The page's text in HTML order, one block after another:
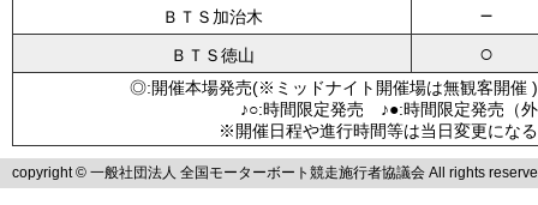
ＢＴＳ加治木 －
ＢＴＳ徳山 ○
◎:開催本場発売(※ミッドナイト開催場は無観客
♪○:時間限定発売 ♪●:時間限定発売
※開催日程や進行時間等は当日変更にな
copyright © 一般社団法人 全国モーターボート競走施行者協議会 All rights